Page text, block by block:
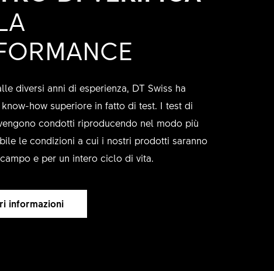
diversi anni di esperienza, DT Swiss ha
how superiore in fatto di test. I test di
condotti riproducendo nel modo più
le condizioni a cui i nostri prodotti saranno
e per un intero ciclo di vita.
informazioni